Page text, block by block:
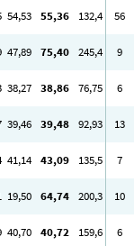
54,53 55,36 132,4
56
47,89 75,40 245,4
9
38,27 38,86 76,75
6
39,46 39,48 92,93
13
41,14 43,09 135,5
7
19,50 64,74 200,3
10
40,70 40,72 159,6
6